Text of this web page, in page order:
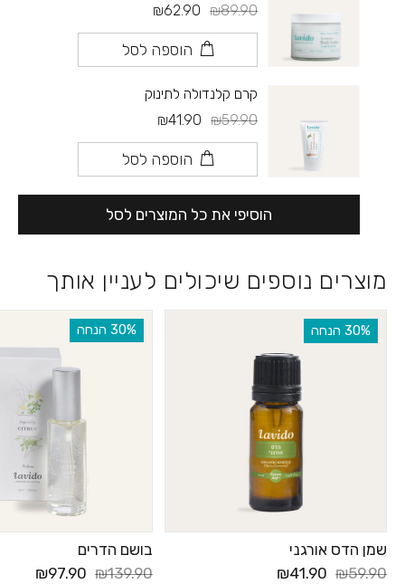
₪89.90
₪62.90
הוספה לסל
קרם קלנדולה לתינוק
₪59.90
₪41.90
הוספה לסל
הוסיפי את כל המוצרים לסל
מוצרים נוספים שיכולים לעניין אותך
‫30% הנחה
שמן הדס אורגני
₪59.90
₪41.90
‫30% הנחה
בושם הדרים
₪139.90
₪97.90